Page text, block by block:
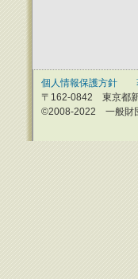
個人情報保護方針
〒162-0842 東京都
©2008-2022 一般財